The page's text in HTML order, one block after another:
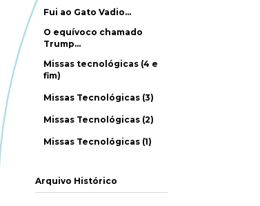
Fui ao Gato Vadio…
O equívoco chamado
Trump…
Missas tecnológicas (4 e
fim)
Missas Tecnológicas (3)
Missas Tecnológicas (2)
Missas Tecnológicas (1)
Arquivo Histórico